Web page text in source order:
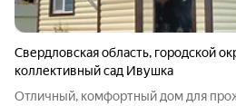
Свердловская область, городской
коллективный сад Ивушка
Отличный, комфортный дом для